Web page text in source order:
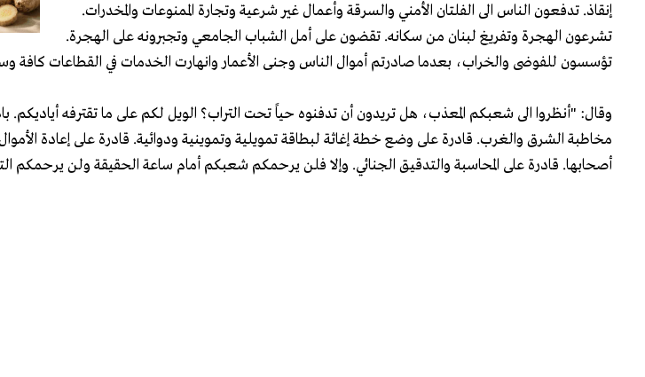
إنقاذ. تدفعون الناس الى الفلتان الأمني والسرقة وأعمال غير شرعية وتجارة الممنوعات والمخدرات.
تشرعون الهجرة وتفريغ لبنان من سكانه. تقضون على أمل الشباب الجامعي وتجبرونه على الهجرة.
تؤسسون للفوضى والخراب، بعدما صادرتم أموال الناس وجنى الأعمار وانهارت الخدمات في القطاعات كافة
وقال: "أنظروا الى شعبكم المعذب، هل تريدون أن تدفنوه حياً تحت التراب؟ الويل لكم على ما تقترفه أياديكم.
مخاطبة الشرق والغرب. قادرة على وضع خطة إغاثة لبطاقة تمويلية وتموينية ودوائية. قادرة على إعادة الأموال
أصحابها. قادرة على المحاسبة والتدقيق الجنائي. وإلا فلن يرحمكم شعبكم أمام ساعة الحقيقة ولن يرحمكم